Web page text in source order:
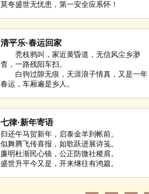
莫夸盛世无忧患，第一安全应系怀！
清平乐·春运回家
秃枝鸦叫，家近黄昏道，无信风尘乡渺
杳，一路残阳车扫。
白驹过隙无痕，天涯浪子情真，又是一年
春运，车厢遍是乡人。
七律·新年寄语
归还午马贺新年，启泰金羊到帐前。
似舞腾飞传喜报，如歌跃进展诗笺。
廉明杜渐民心镜，公正防微社稷肩。
盛世升平今又是，开来继往有鸿篇。